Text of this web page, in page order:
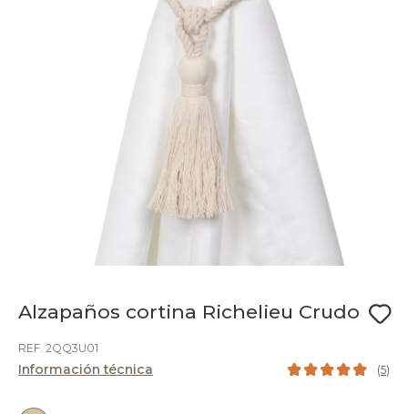
Alzapaños cortina Richelieu Crudo
REF. 2QQ3U01
Información técnica (5)